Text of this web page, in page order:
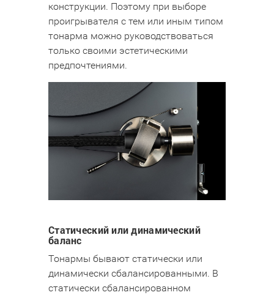
конструкции. Поэтому при выборе
проигрывателя с тем или иным типом
тонарма можно руководствоваться
только своими эстетическими
предпочтениями.
Статический или динамический
баланс
Тонармы бывают статически или
динамически сбалансированными. В
статически сбалансированном